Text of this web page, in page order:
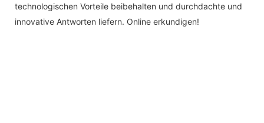
technologischen Vorteile beibehalten und durchdachte und
innovative Antworten liefern. Online erkundigen!